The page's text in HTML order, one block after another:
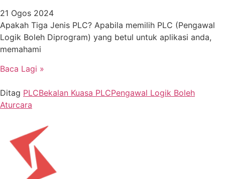
21 Ogos 2024
Apakah Tiga Jenis PLC? Apabila memilih PLC (Pengawal
Logik Boleh Diprogram) yang betul untuk aplikasi anda,
memahami
Baca Lagi »
Ditag PLCBekalan Kuasa PLCPengawal Logik Boleh
Aturcara